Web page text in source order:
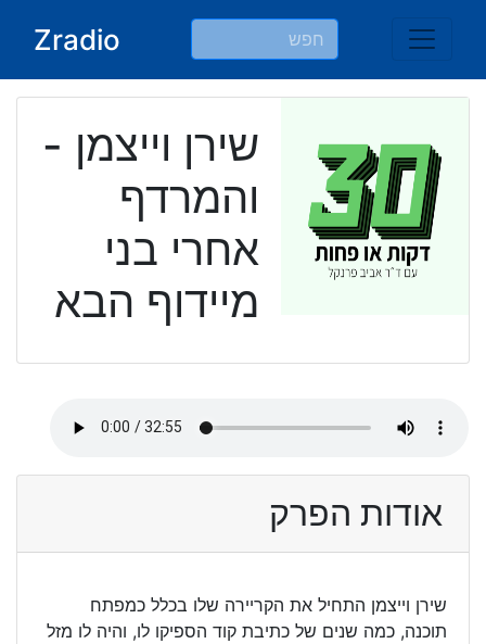
Zradio
שירן וייצמן -
והמרדף
אחרי בני
מיידוף הבא
אודות הפרק
שירן וייצמן התחיל את הקריירה שלו בכלל כמפתח
תוכנה, כמה שנים של כתיבת קוד הספיקו לו, והיה לו מזל